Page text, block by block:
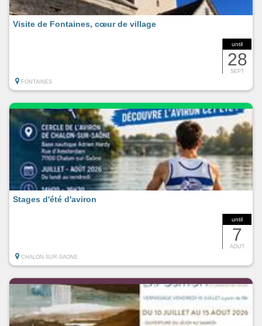
until
28
SEPT
Visite de Fontaines, cœur de village
FONTAINES
until
7
AOUT
Stages d'été d'aviron
CHALON-SUR-SAONE